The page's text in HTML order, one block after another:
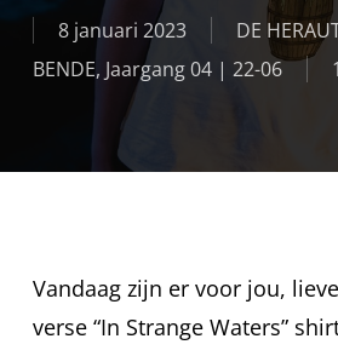
8 januari 2023
DE
BENDE, Jaargang 04 | 22-06
Vandaag zijn er voor jou,
verse “In Strange Waters”